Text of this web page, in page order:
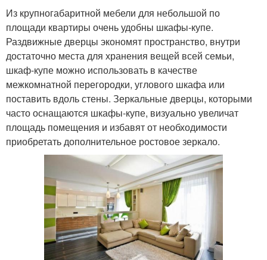
Из крупногабаритной мебели для небольшой по
площади квартиры очень удобны шкафы-купе.
Раздвижные дверцы экономят пространство, внутри
достаточно места для хранения вещей всей семьи,
шкаф-купе можно использовать в качестве
межкомнатной перегородки, углового шкафа или
поставить вдоль стены. Зеркальные дверцы, которыми
часто оснащаются шкафы-купе, визуально увеличат
площадь помещения и избавят от необходимости
приобретать дополнительное ростовое зеркало.